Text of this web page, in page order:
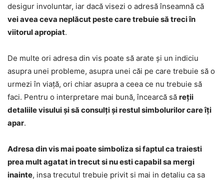
desigur involuntar, iar dacă visezi o adresă înseamnă că
vei avea ceva neplăcut peste care trebuie să treci în
viitorul apropiat.
De multe ori adresa din vis poate să arate și un indiciu
asupra unei probleme, asupra unei căi pe care trebuie să o
urmezi în viață, ori chiar asupra a ceea ce nu trebuie să
faci. Pentru o interpretare mai bună, încearcă să reții
detaliile visului și să consulți și restul simbolurilor care îți
apar.
Adresa din vis mai poate simboliza si faptul ca traiesti
prea mult agatat in trecut si nu esti capabil sa mergi
inainte, insa trecutul trebuie privit si mai in detaliu ca sa